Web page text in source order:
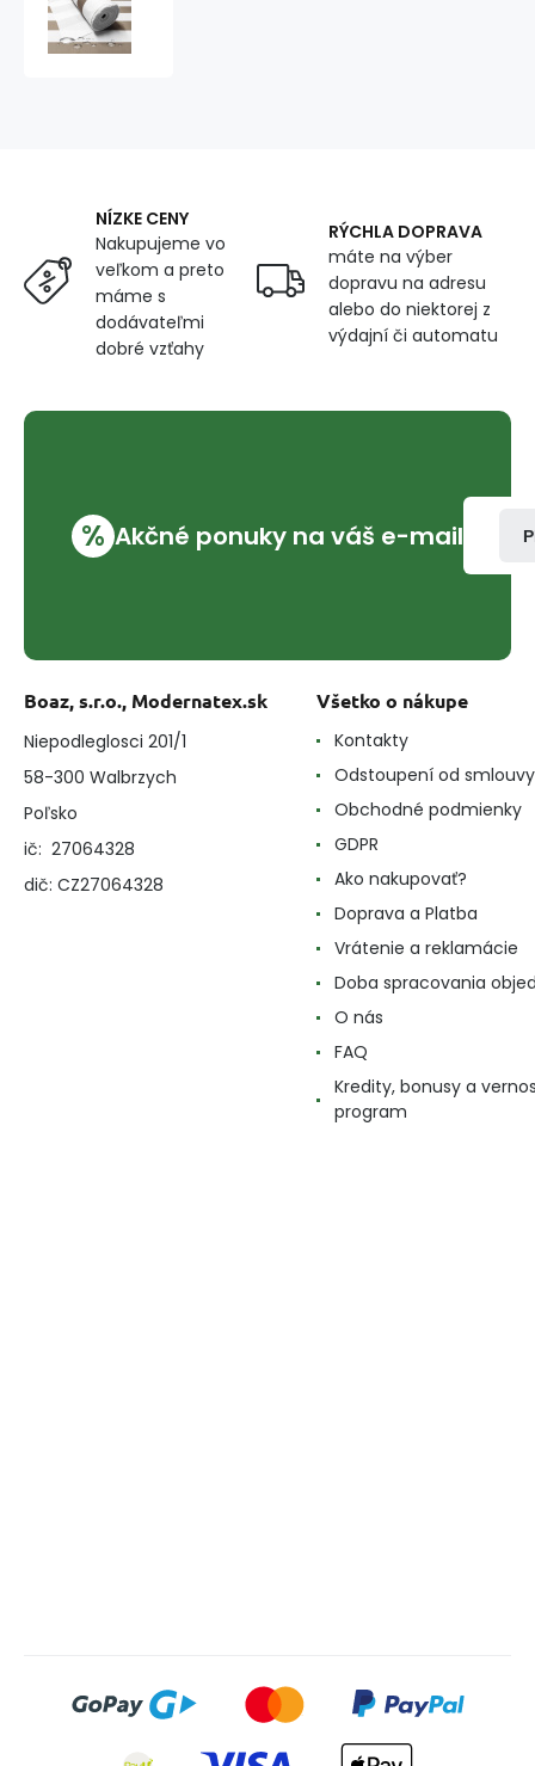
proužky
cappuccino
NÍZKE CENY
Nakupujeme vo
veľkom a preto
máme s
dodávateľmi
dobré vzťahy
RÝCHLA DOPRAVA
máte na výber
dopravu na adresu
alebo do niektorej z
výdajní či automatu
% Akčné ponuky na váš e-mail
Boaz, s.r.o., Modernatex.sk
Niepodleglosci 201/1
58-300 Walbrzych
Poľsko
ič: 27064328
dič: CZ27064328
Všetko o nákupe
Kontakty
Odstoupení od smlouvy
Obchodné podmienky
GDPR
Ako nakupovať?
Doprava a Platba
Vrátenie a reklamácie
Doba spracovania
O nás
FAQ
Kredity, bonusy a
program